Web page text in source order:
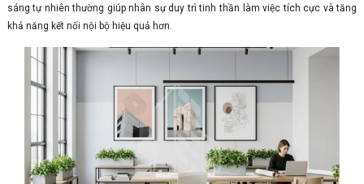
sáng tự nhiên thường giúp nhân sự duy trì tinh thần làm việc tích cực và tăng
khả năng kết nối nội bộ hiệu quả hơn.